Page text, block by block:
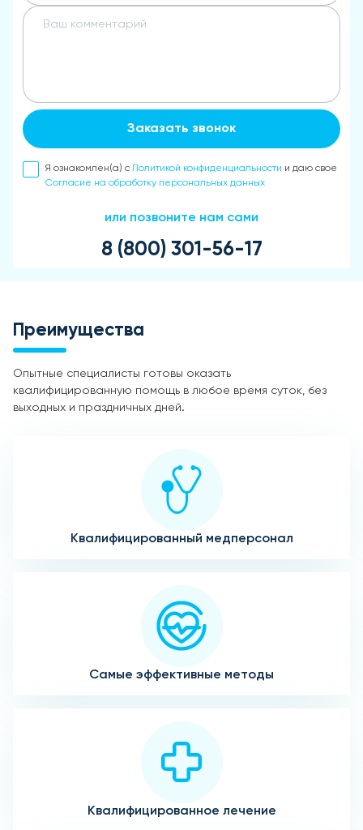
Заказать звонок
Я ознакомлен(а) с Политикой конфиденциальности и даю свое
Согласие на обработку персональных данных
или позвоните нам сами
8 (800) 301-56-17
Преимущества
Опытные специалисты готовы оказать
квалифицированную помощь в любое время суток, без
выходных и праздничных дней.
Квалифицированный медперсонал
Самые эффективные методы
Квалифицированное лечение